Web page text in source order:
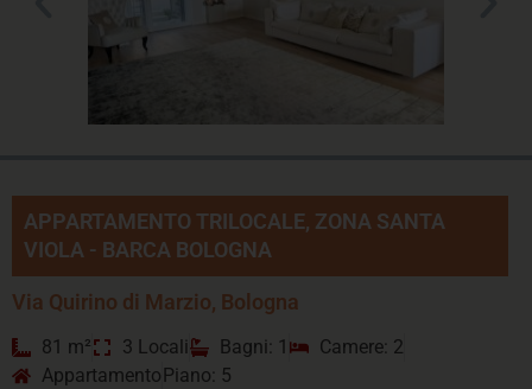
APPARTAMENTO TRILOCALE, ZONA SANTA
VIOLA - BARCA BOLOGNA
Via Quirino di Marzio, Bologna
81 m² 3 Locali Bagni: 1
Camere: 2
Appartamento Piano: 5